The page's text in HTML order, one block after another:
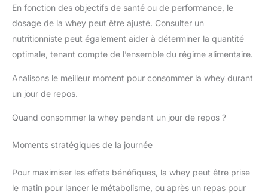
En fonction des objectifs de santé ou de performance, le
dosage de la whey peut être ajusté. Consulter un
nutritionniste peut également aider à déterminer la quantité
optimale, tenant compte de l’ensemble du régime alimentaire.
Analisons le meilleur moment pour consommer la whey durant
un jour de repos.
Quand consommer la whey pendant un jour de repos ?
Moments stratégiques de la journée
Pour maximiser les effets bénéfiques, la whey peut être prise
le matin pour lancer le métabolisme, ou après un repas pour